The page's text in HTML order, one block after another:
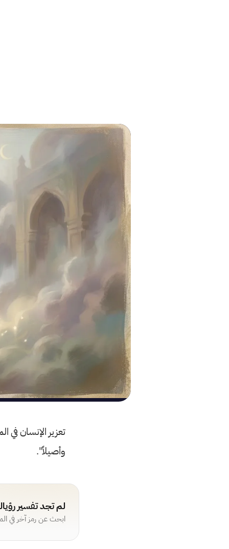
تعزير الإنسان في
وأصيلاً".
لم تجد تفسير
ابحث عن رمز آخر في